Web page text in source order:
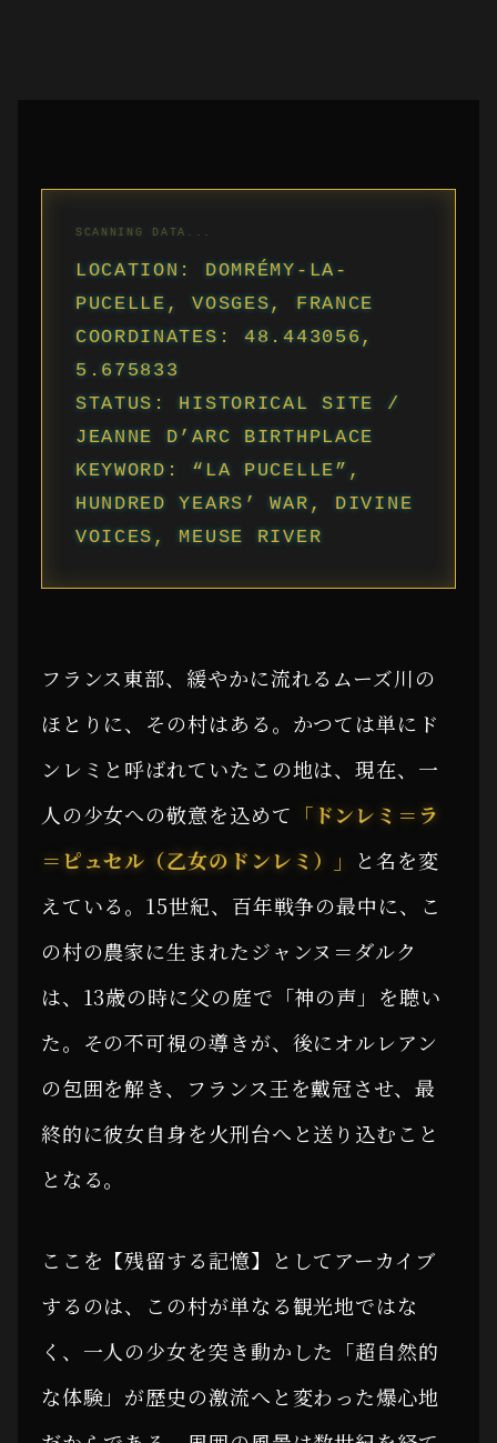
LOCATION: DOMRÉMY-LA-
PUCELLE, VOSGES, FRANCE
COORDINATES: 48.443056,
5.675833
STATUS: HISTORICAL SITE /
JEANNE D’ARC BIRTHPLACE
KEYWORD: “LA PUCELLE”,
HUNDRED YEARS’ WAR, DIVINE
VOICES, MEUSE RIVER
フランス東部、緩やかに流れるムーズ川の
ほとりに、その村はある。かつては単にド
ンレミと呼ばれていたこの地は、現在、一
人の少女への敬意を込めて 「ドンレミ＝ラ
＝ピュセル（乙女のドンレミ）」
と名を変
えている。15世紀、百年戦争の最中に、こ
の村の農家に生まれたジャンヌ＝ダルク
は、13歳の時に父の庭で「神の声」を聴い
た。その不可視の導きが、後にオルレアン
の包囲を解き、フランス王を戴冠させ、最
終的に彼女自身を火刑台へと送り込むこと
となる。
ここを【残留する記憶】としてアーカイブ
するのは、この村が単なる観光地ではな
く、一人の少女を突き動かした「超自然的
な体験」が歴史の激流へと変わった爆心地